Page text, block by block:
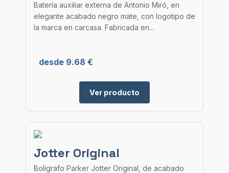
Batería auxiliar externa de Antonio Miró, en
elegante acabado negro mate, con logotipo de
la marca en carcasa. Fabricada en...
desde 9.68 €
Ver producto
Jotter Original
Bolígrafo Parker Jotter Original, de acabado